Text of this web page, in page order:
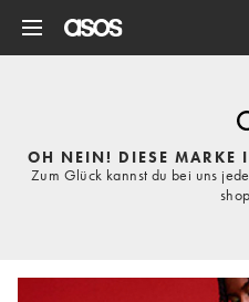
OH NEIN! DIESE MARKE
Zum Glück kannst du bei uns